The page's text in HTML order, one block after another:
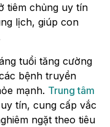
tiêm chủng uy tín
lịch, giúp con
tuổi tăng cường
bệnh truyền
mạnh. Trung tâm
tín, cung cấp vắc
ngặt theo tiêu